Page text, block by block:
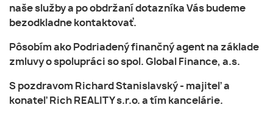
naše služby a po obdržaní dotazníka Vás budeme
bezodkladne kontaktovať.
Pôsobím ako Podriadený finančný agent na základe
zmluvy o spolupráci so spol. Global Finance, a.s.
S pozdravom Richard Stanislavský - majiteľ a
konateľ Rich REALITY s.r.o. a tím kancelárie.